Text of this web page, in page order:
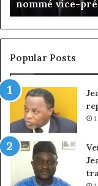
choix
de
la
croissance
sous
choix de la
Popular Posts